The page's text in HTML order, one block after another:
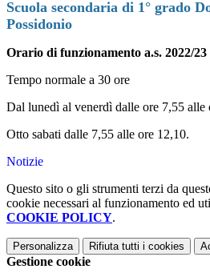
Scuola secondaria di 1° grado
Possidonio
Orario di funzionamento a.s. 2022/23
Tempo normale a 30 ore
Dal lunedì al venerdì dalle ore 7,55 alle
Otto sabati dalle 7,55 alle ore 12,10.
Notizie
Questo sito o gli strumenti terzi da
cookie necessari al funzionamento ed
COOKIE POLICY.
Personalizza Rifiuta tutti i cookies
Gestione cookie